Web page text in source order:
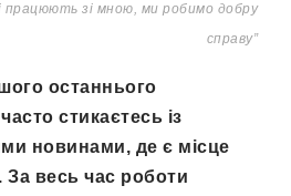
працюють зі мною, ми робимо добру
справу”
останнього
стикаєтесь із
новинами, де є місце
За весь час роботи